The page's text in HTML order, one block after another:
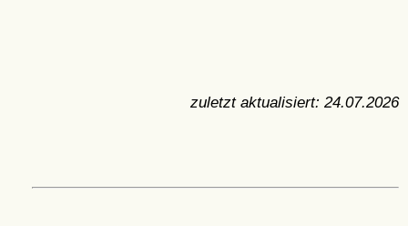
zuletzt aktualisiert: 24.07.2026